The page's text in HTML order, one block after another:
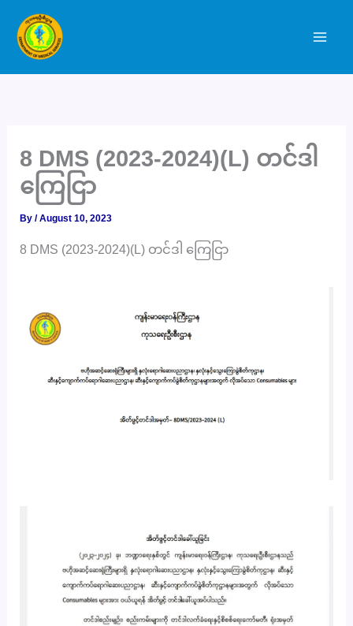
content
8 DMS (2023-2024)(L) တင်ဒါ
ကြေငြာ
By/August 10, 2023
8 DMS (2023-2024)(L) တင်ဒါ ကြေငြာ